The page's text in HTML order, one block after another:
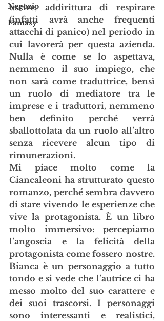
Negozio
Fantasy
uscire, addirittura di respirare
(infatti avrà anche frequenti
attacchi di panico) nel periodo in
cui lavorerà per questa azienda.
Nulla è come se lo aspettava,
nemmeno il suo impiego, che
non sarà come traduttrice, bensì
un ruolo di mediatore tra le
imprese e i traduttori, nemmeno
ben definito perché verrà
sballottolata da un ruolo all’altro
senza ricevere alcun tipo di
rimunerazioni.
Mi piace molto come la
Ciancaleoni ha strutturato questo
romanzo, perché sembra davvero
di stare vivendo le esperienze che
vive la protagonista. È un libro
molto immersivo: percepiamo
l’angoscia e la felicità della
protagonista come fossero nostre.
Bianca è un personaggio a tutto
tondo e si vede che l’autrice ci ha
messo molto del suo carattere e
dei suoi trascorsi. I personaggi
sono interessanti e realistici,